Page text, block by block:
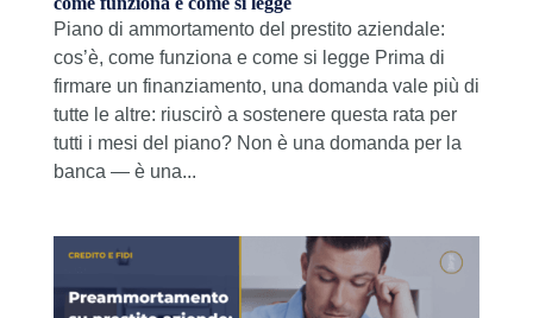
Piano di ammortamento del prestito aziendale:
cos’è, come funziona e come si legge Prima di
firmare un finanziamento, una domanda vale più di
tutte le altre: riuscirò a sostenere questa rata per
tutti i mesi del piano? Non è una domanda per la
banca — è una...